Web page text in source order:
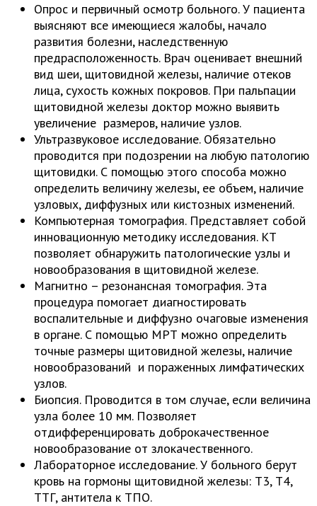
Опрос и первичный осмотр больного. У пациента
выясняют все имеющиеся жалобы, начало
развития болезни, наследственную
предрасположенность. Врач оценивает внешний
вид шеи, щитовидной железы, наличие отеков
лица, сухость кожных покровов. При пальпации
щитовидной железы доктор можно выявить
увеличение размеров, наличие узлов.
Ультразвуковое исследование. Обязательно
проводится при подозрении на любую патологию
щитовидки. С помощью этого способа можно
определить величину железы, ее объем, наличие
узловых, диффузных или кистозных изменений.
Компьютерная томография. Представляет собой
инновационную методику исследования. КТ
позволяет обнаружить патологические узлы и
новообразования в щитовидной железе.
Магнитно – резонансная томография. Эта
процедура помогает диагностировать
воспалительные и диффузно очаговые изменения
в органе. С помощью МРТ можно определить
точные размеры щитовидной железы, наличие
новообразований и пораженных лимфатических
узлов.
Биопсия. Проводится в том случае, если величина
узла более 10 мм. Позволяет
отдифференцировать доброкачественное
новообразование от злокачественного.
Лабораторное исследование. У больного берут
кровь на гормоны щитовидной железы: Т3, Т4,
ТТГ, антитела к ТПО.